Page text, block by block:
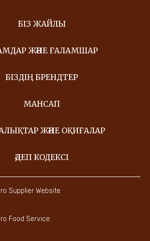
БІЗ ЖАЙЛЫ
ЖӘНЕ ҒАЛАМШАР
БІЗДІҢ БРЕНДТЕР
МАНСАП
ЖӘНЕ ОҚИҒАЛАР
ӘДЕП КОДЕКСІ
Supplier Website
Food Service